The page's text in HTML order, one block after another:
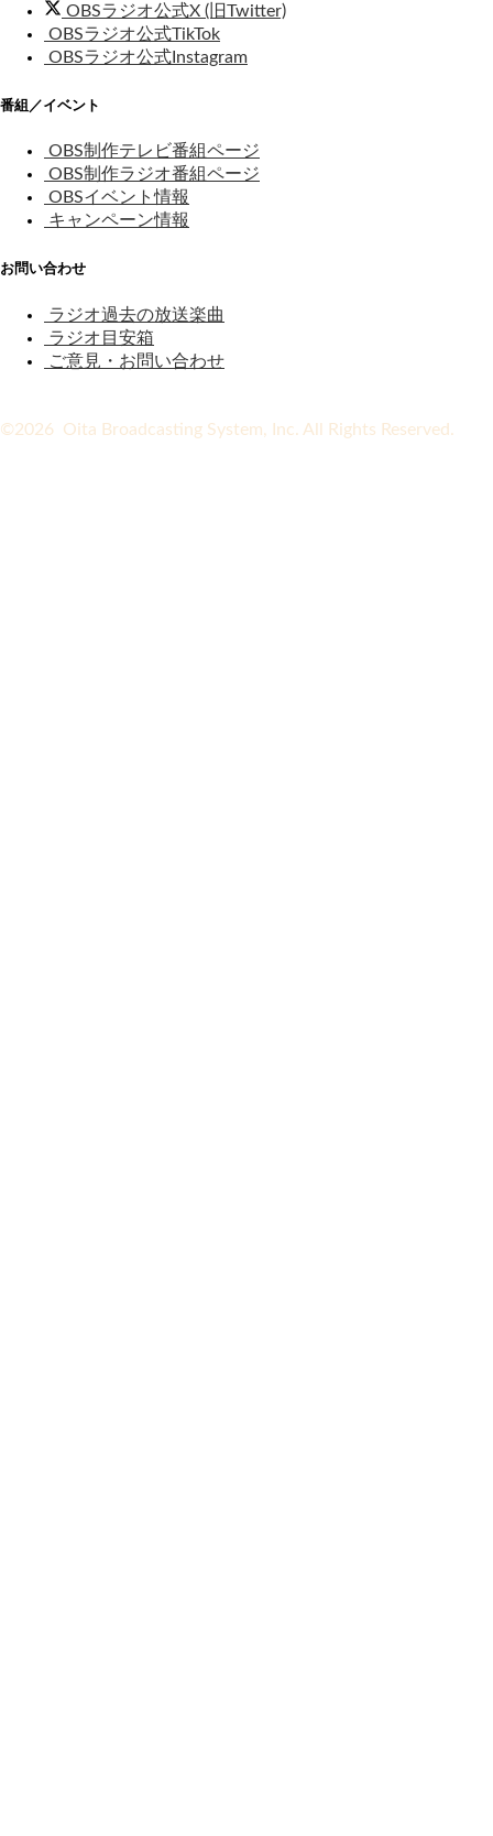
OBSラジオ公式X (旧Twitter)
OBSラジオ公式TikTok
OBSラジオ公式Instagram
番組／イベント
OBS制作テレビ番組ページ
OBS制作ラジオ番組ページ
OBSイベント情報
キャンペーン情報
お問い合わせ
ラジオ過去の放送楽曲
ラジオ目安箱
ご意見・お問い合わせ
©2026 Oita Broadcasting System, Inc. All Rights Reserved.